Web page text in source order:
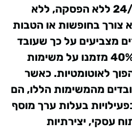
ביכולתה לעבוד 24/7 ללא הפסקה, ללא
צורך בחופשות או הטבות
מצביעים על כך שעובד
ממוצע מבזבז כ-40% מזמנו על משימות
לאוטומטיות. כאשר
מהמשימות הללו, הם
בעלות ערך מוסף
עסקי, יצירתיות